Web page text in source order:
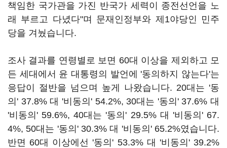
책임한 국가관을 가진 반국가 세력이 종전선언을 노
래 부르고 다녔다"며 문재인정부와 제1야당인 민주
당을 겨눴습니다.
조사 결과를 연령별로 보면 60대 이상을 제외하고 모
든 세대에서 윤 대통령의 발언에 '동의하지 않는다'는
응답이 절반을 넘으며 높게 나왔습니다. 20대는 '동
의' 37.8% 대 '비동의' 54.2%, 30대는 '동의' 37.6% 대
'비동의' 59.6%, 40대는 '동의' 29.5% 대 '비동의' 67.
4%, 50대는 '동의' 30.3% 대 '비동의' 65.2%였습니다.
반면 60대 이상에선 '동의' 53.3% 대 '비동의' 39.2%